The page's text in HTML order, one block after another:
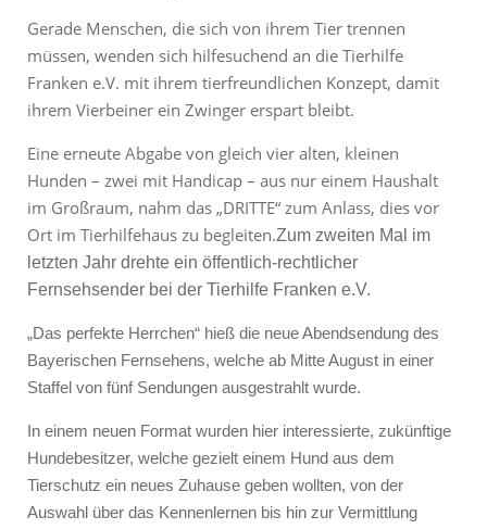
Gerade Menschen, die sich von ihrem Tier trennen
müssen, wenden sich hilfesuchend an die Tierhilfe
Franken e.V. mit ihrem tierfreundlichen Konzept, damit
ihrem Vierbeiner ein Zwinger erspart bleibt.
Eine erneute Abgabe von gleich vier alten, kleinen
Hunden – zwei mit Handicap – aus nur einem Haushalt
im Großraum, nahm das „DRITTE“ zum Anlass, dies vor
Ort im Tierhilfehaus zu begleiten.Zum zweiten Mal im
letzten Jahr drehte ein öffentlich-rechtlicher
Fernsehsender bei der Tierhilfe Franken e.V.
„Das perfekte Herrchen“ hieß die neue Abendsendung des
Bayerischen Fernsehens, welche ab Mitte August in einer
Staffel von fünf Sendungen ausgestrahlt wurde.
In einem neuen Format wurden hier interessierte, zukünftige
Hundebesitzer, welche gezielt einem Hund aus dem
Tierschutz ein neues Zuhause geben wollten, von der
Auswahl über das Kennenlernen bis hin zur Vermittlung